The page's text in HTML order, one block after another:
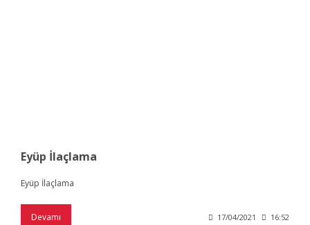
Eyüp İlaçlama
Eyüp İlaçlama
Devamı 17/04/2021 16:52